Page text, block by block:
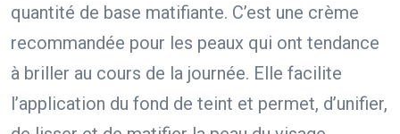
quantité de base matifiante. C’est une crème
recommandée pour les peaux qui ont tendance
à briller au cours de la journée. Elle facilite
l’application du fond de teint et permet, d’unifier,